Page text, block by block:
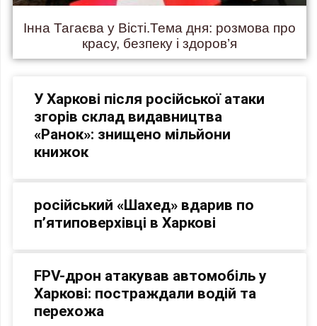
Інна Тагаєва у Вісті.Тема дня: розмова про
красу, безпеку і здоров’я
У Харкові після російської атаки
згорів склад видавництва
«Ранок»: знищено мільйони
книжок
російський «Шахед» вдарив по
п’ятиповерхівці в Харкові
FPV-дрон атакував автомобіль у
Харкові: постраждали водій та
перехожа